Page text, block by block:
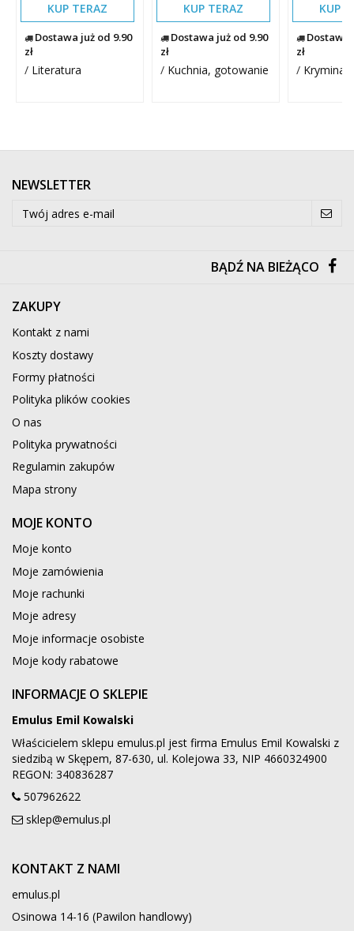
KUP TERAZ
Dostawa już od 9.90
zł
/ Literatura
KUP TERAZ
Dostawa już od 9.90
zł
/ Kuchnia, gotowanie
KUP
Dostawa
zł
/
NEWSLETTER
BĄDŹ NA BIEŻĄCO
ZAKUPY
Kontakt z nami
Koszty dostawy
Formy płatności
Polityka plików cookies
O nas
Polityka prywatności
Regulamin zakupów
Mapa strony
MOJE KONTO
Moje konto
Moje zamówienia
Moje rachunki
Moje adresy
Moje informacje osobiste
Moje kody rabatowe
INFORMACJE O SKLEPIE
Emulus Emil Kowalski
Właścicielem sklepu emulus.pl jest firma Emulus Emil Kowalski z
siedzibą w Skępem, 87-630, ul. Kolejowa 33, NIP 4660324900
REGON: 340836287
507962622
sklep@emulus.pl
KONTAKT Z NAMI
emulus.pl
Osinowa 14-16 (Pawilon handlowy)